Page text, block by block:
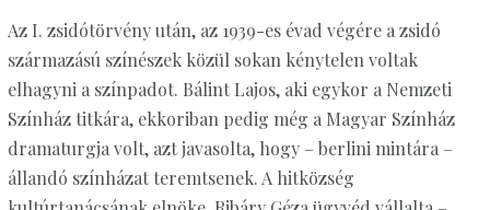
Az I. zsidótörvény után, az 1939-es évad végére a zsidó
származású színészek közül sokan kénytelen voltak
elhagyni a színpadot. Bálint Lajos, aki egykor a Nemzeti
Színház titkára, ekkoriban pedig még a Magyar Színház
dramaturgja volt, azt javasolta, hogy – berlini mintára –
állandó színházat teremtsenek. A hitközség